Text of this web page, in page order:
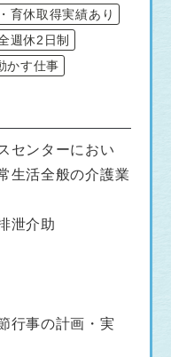
育休取得実績あり
週休2日制
かす仕事
センターにおい
生活全般の介護業
泄介助
行事の計画・実